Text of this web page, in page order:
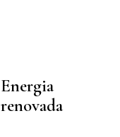
Energia
renovada